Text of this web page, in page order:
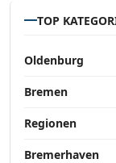
TOP
Oldenburg
Bremen
Regionen
Bremerhaven